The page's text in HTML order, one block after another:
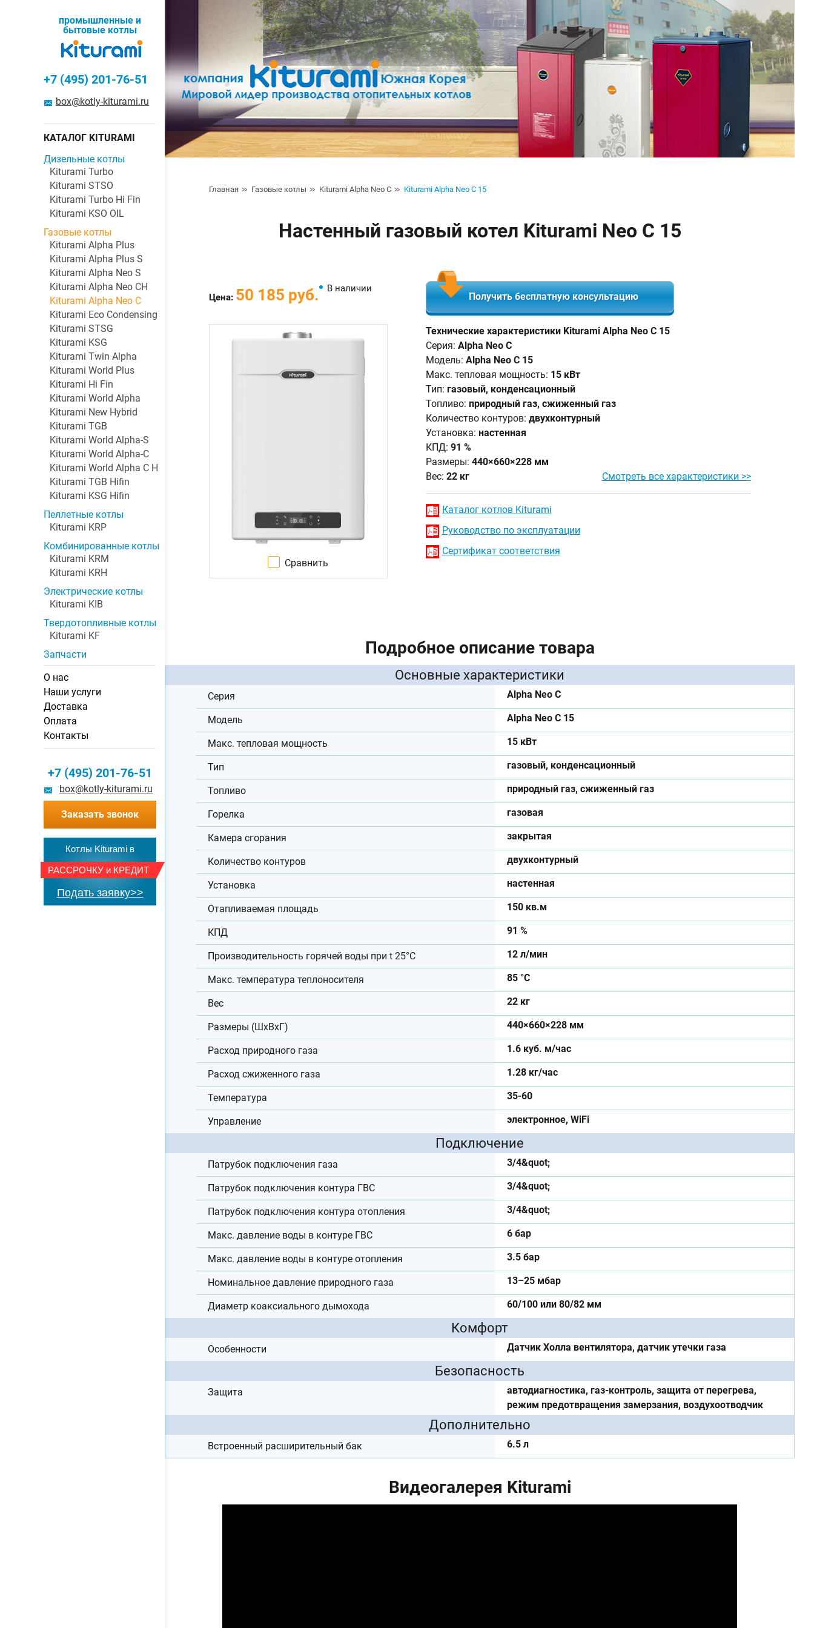
Главная Газовые котлы Kiturami Alpha Neo C Kiturami Alpha Neo C 15
Настенный газовый котел Kiturami Neo C 15
Цена: 50 185 руб. В наличии
Получить бесплатную консультацию
Сравнить
Технические характеристики Kiturami Alpha Neo C 15
Серия: Alpha Neo C
Модель: Alpha Neo C 15
Макс. тепловая мощность: 15 кВт
Тип: газовый, конденсационный
Топливо: природный газ, сжиженный газ
Количество контуров: двухконтурный
Установка: настенная
КПД: 91 %
Размеры: 440×660×228 мм
Вес: 22 кг Смотреть все характеристики >>
Каталог котлов Kiturami
Руководство по эксплуатации
Сертификат соответствия
Подробное описание товара
Основные характеристики
Серия Alpha Neo C
Модель Alpha Neo C 15
Макс. тепловая мощность 15 кВт
Тип газовый, конденсационный
Топливо природный газ, сжиженный газ
Горелка газовая
Камера сгорания закрытая
Количество контуров двухконтурный
Установка настенная
Отапливаемая площадь 150 кв.м
КПД 91 %
Производительность горячей воды при t 25°C 12 л/мин
Макс. температура теплоносителя 85 °С
Вес 22 кг
Размеры (ШхВхГ) 440×660×228 мм
Расход природного газа 1.6 куб. м/час
Расход сжиженного газа 1.28 кг/час
Температура 35-60
Управление электронное, WiFi
Подключение
Патрубок подключения газа 3/4&quot;
Патрубок подключения контура ГВС 3/4&quot;
Патрубок подключения контура отопления 3/4&quot;
Макс. давление воды в контуре ГВС 6 бар
Макс. давление воды в контуре отопления 3.5 бар
Номинальное давление природного газа 13–25 мбар
Диаметр коаксиального дымохода 60/100 или 80/82 мм
Комфорт
Особенности Датчик Холла вентилятора, датчик утечки газа
Безопасность
Защита
автодиагностика, газ-контроль, защита от перегрева,
режим предотвращения замерзания, воздухоотводчик
Дополнительно
Встроенный расширительный бак 6.5 л
Видеогалерея Kiturami
промышленные и
бытовые котлы
+7 (495) 201-76-51
box@kotly-kiturami.ru
КАТАЛОГ KITURAMI
Дизельные котлы
Kiturami Turbo
Kiturami STSO
Kiturami Turbo Hi Fin
Kiturami KSO OIL
Газовые котлы
Kiturami Alpha Plus
Kiturami Alpha Plus S
Kiturami Alpha Neo S
Kiturami Alpha Neo CH
Kiturami Alpha Neo C
Kiturami Eco Condensing
Kiturami STSG
Kiturami KSG
Kiturami Twin Alpha
Kiturami World Plus
Kiturami Hi Fin
Kiturami World Alpha
Kiturami New Hybrid
Kiturami TGB
Kiturami World Alpha-S
Kiturami World Alpha-C
Kiturami World Alpha C H
Kiturami TGB Hifin
Kiturami KSG Hifin
Пеллетные котлы
Kiturami KRP
Комбинированные котлы
Kiturami KRM
Kiturami KRH
Электрические котлы
Kiturami KIB
Твердотопливные котлы
Kiturami KF
Запчасти
О нас
Наши услуги
Доставка
Оплата
Контакты
+7 (495) 201-76-51
box@kotly-kiturami.ru
Заказать звонок
Котлы Kiturami в
РАССРОЧКУ и КРЕДИТ
Подать заявку>>